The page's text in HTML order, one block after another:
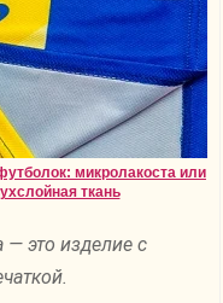
микролакоста или
ткань
— это изделие с